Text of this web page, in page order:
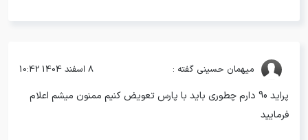
میهمان حسینی گفته : 8 اسفند 1404 10:42
پراید 90 دارم چطوری باید با پارس تعویض کنیم ممنون میشم اعلام
فرمایید